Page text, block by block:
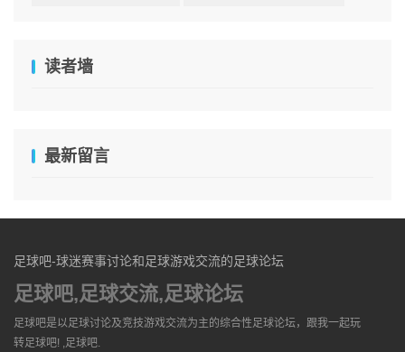
读者墙
最新留言
足球吧-球迷赛事讨论和足球游戏交流的足球论坛
足球吧,足球交流,足球论坛
足球吧是以足球讨论及竞技游戏交流为主的综合性足球论坛，跟我一起玩
转足球吧! ,足球吧.